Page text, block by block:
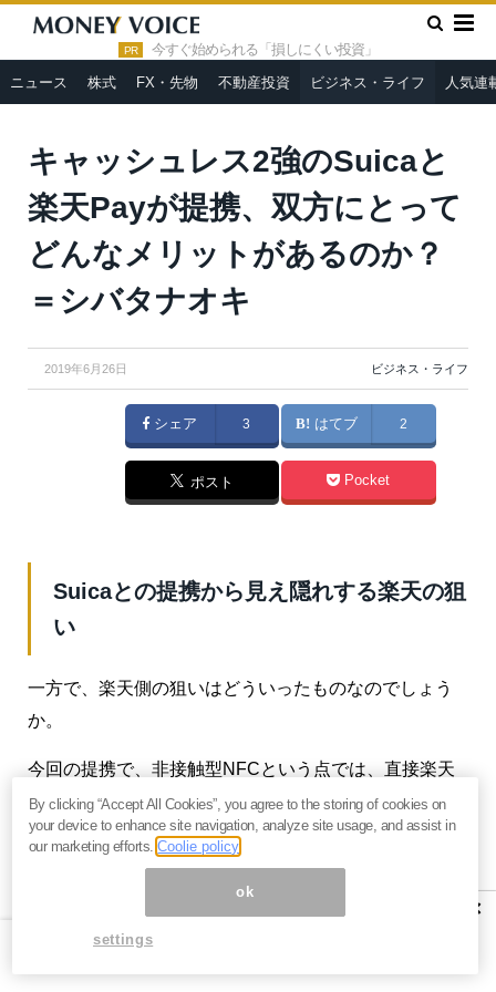
PR 今すぐ始められる「損しにくい投資」
ニュース 株式 FX・先物 不動産投資 ビジネス・ライフ 人気連
HOME » ビジネス・ライフ
キャッシュレス2強のSuicaと楽
天Payが提携、双方にとってどんなメリットがあるのか？＝シバタナ
キャッシュレス2強のSuicaと
楽天Payが提携、双方にとって
どんなメリットがあるのか？
＝シバタナオキ
2019年6月26日 ビジネス・ライフ
シェア 3 はてブ 2
ポスト Pocket
Suicaとの提携から見え隠れする楽天の狙
い
一方で、楽天側の狙いはどういったものなのでしょう
か。
今回の提携で、非接触型NFCという点では、直接楽天
Edyと競合するSuicaを自社サービスに取り込むことが
できたというのは、楽天Pay全体としてのユーザー接点
を増やすという点で、非常に大きなメリット
まさに横綱相撲といった戦い方だとも言えるでしょ
う。
×
By clicking “Accept All Cookies”, you agree to the storing of cookies on
your device to enhance site navigation, analyze site usage, and assist in
our marketing efforts.Coolie policy
ok
settings